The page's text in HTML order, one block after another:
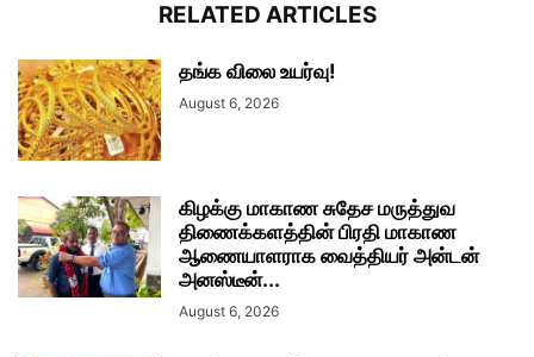
RELATED ARTICLES
தங்க விலை உயர்வு!
August 6, 2026
கிழக்கு மாகாண சுதேச மருத்துவ
திணைக்களத்தின் பிரதி மாகாண
ஆணையாளராக வைத்தியர் அன்டன்
அனஸ்டீன்...
August 6, 2026